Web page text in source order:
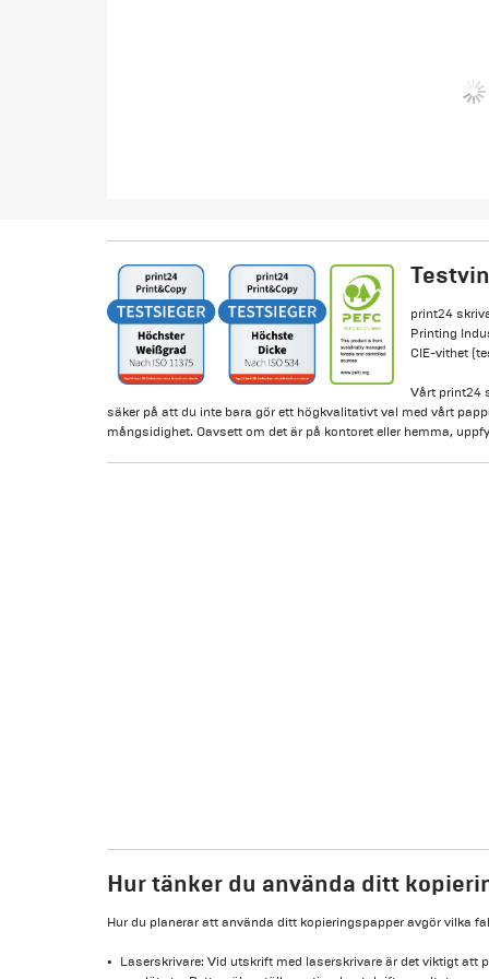
print24
Printing
CIE-vithet
Vårt print24
säker på att du inte bara gör ett högkvalitativt val med vårt
mångsidighet. Oavsett om det är på kontoret eller hemma,
Hur tänker du använda ditt
Hur du planerar att använda ditt kopieringspapper avgör vilka
Laserskrivare: Vid utskrift med laserskrivare är det viktigt att